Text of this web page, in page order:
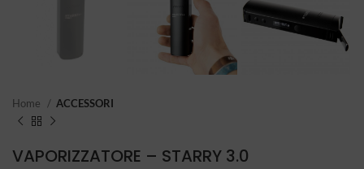
Home ACCESSORI
VAPORIZZATORE – STARRY 3.0